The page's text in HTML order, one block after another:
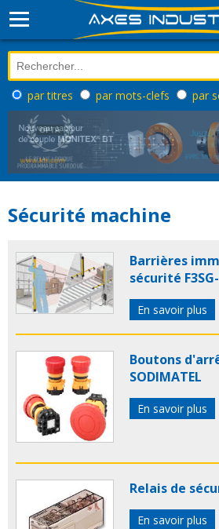
par titres par mots-clefs par
Sécurité machine
Barrières
sécurité
En savoir plus
Boutons
SODIMATEL
En savoir plus
Relais de
En savoir plus